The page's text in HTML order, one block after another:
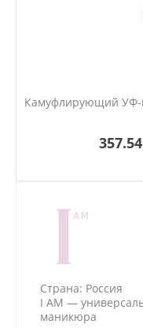
Камуфлирующий УФ-
Страна: Россия
I AM —
маникюра